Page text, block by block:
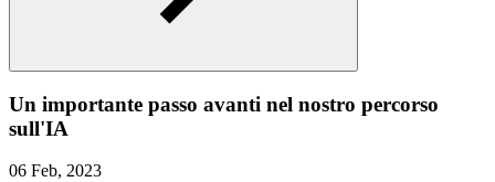
Un importante passo avanti nel nostro percorso
sull'IA
06 Feb, 2023